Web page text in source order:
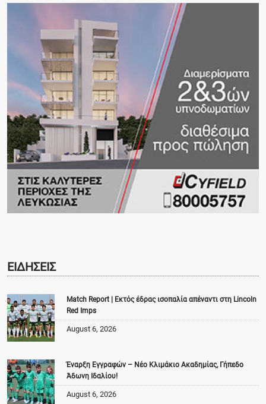
ΕΙΔΗΣΕΙΣ
Match Report | Εκτός έδρας ισοπαλία απέναντι στη Lincoln
Red Imps
August 6, 2026
Έναρξη Εγγραφών – Νέο Κλιμάκιο Ακαδημίας, Γήπεδο
Άδωνη Ιδαλίου!
August 6, 2026